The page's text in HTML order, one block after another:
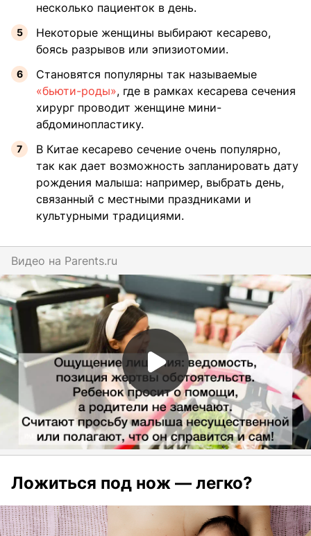
несколько пациенток в день.
Некоторые женщины выбирают кесарево,
боясь разрывов или эпизиотомии.
Становятся популярны так называемые
«бьюти-роды», где в рамках кесарева сечения
хирург проводит женщине мини-
абдоминопластику.
В Китае кесарево сечение очень популярно,
так как дает возможность запланировать дату
рождения малыша: например, выбрать день,
связанный с местными праздниками и
культурными традициями.
Видео на parents.ru
Ложиться под нож — легко?